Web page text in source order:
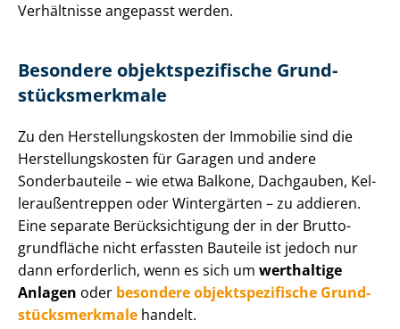
Verhältnisse angepasst werden.
Besondere ob­jekt­spe­zi­fi­sche Grund­
stücks­merk­ma­le
Zu den Her­stel­lungs­kos­ten der Immobilie sind die
Her­stel­lungs­kos­ten für Garagen und andere
Sonderbauteile – wie etwa Balkone, Dachgauben, Kel­
ler­au­ßen­trep­pen oder Wintergärten – zu addieren.
Eine separate Be­rück­sich­ti­gung der in der Brut­to­
grund­flä­che nicht erfassten Bauteile ist jedoch nur
dann erforderlich, wenn es sich um werthaltige
Anlagen oder besondere ob­jekt­spe­zi­fi­sche Grund­
stücks­merk­ma­le handelt.